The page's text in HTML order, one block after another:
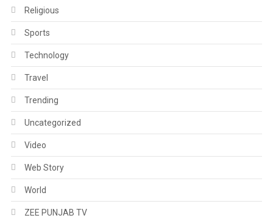
Religious
Sports
Technology
Travel
Trending
Uncategorized
Video
Web Story
World
ZEE PUNJAB TV